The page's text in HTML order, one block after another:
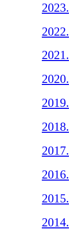
2023.
2022.
2021.
2020.
2019.
2018.
2017.
2016.
2015.
2014.